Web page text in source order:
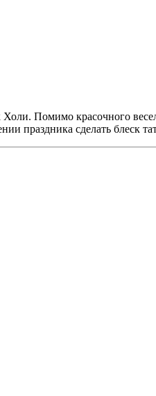
Помимо красочного
сделать блеск